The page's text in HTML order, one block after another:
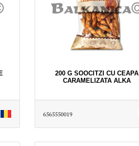
200 G SOOCITZI CU CEAPA
CARAMELIZATA ALKA
6565550019